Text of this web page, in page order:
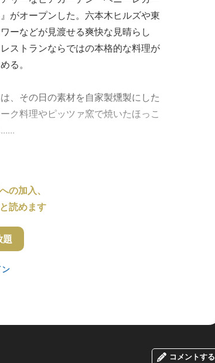
がオープンした。六本木ヒルズや東
ーなどが見渡せる爽快な見晴らし
ストランならではの本格的な料理が
る。
、その日の素材を自家製燻製にした
ク料理やピッツァ窯で焼いたほっこ
の加入、
読めます
題
コメントする